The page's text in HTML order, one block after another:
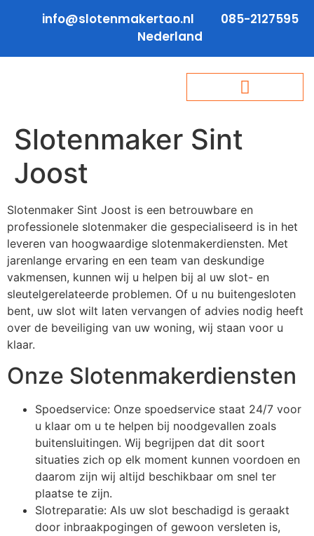
info@slotenmakertao.nl
085-2127595
Nederland
Slotenmaker Sint
Joost
Slotenmaker Sint Joost is een betrouwbare en
professionele slotenmaker die gespecialiseerd is in het
leveren van hoogwaardige slotenmakerdiensten. Met
jarenlange ervaring en een team van deskundige
vakmensen, kunnen wij u helpen bij al uw slot- en
sleutelgerelateerde problemen. Of u nu buitengesloten
bent, uw slot wilt laten vervangen of advies nodig heeft
over de beveiliging van uw woning, wij staan voor u
klaar.
Onze Slotenmakerdiensten
Spoedservice: Onze spoedservice staat 24/7 voor
u klaar om u te helpen bij noodgevallen zoals
buitensluitingen. Wij begrijpen dat dit soort
situaties zich op elk moment kunnen voordoen en
daarom zijn wij altijd beschikbaar om snel ter
plaatse te zijn.
Slotreparatie: Als uw slot beschadigd is geraakt
door inbraakpogingen of gewoon versleten is,